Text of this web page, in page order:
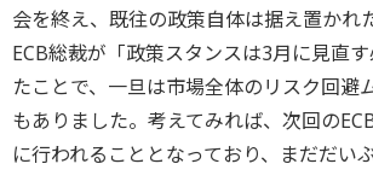
会を終え、既往の政策自体は据え置かれ
ECB総裁が「政策スタンスは3月に見直
たことで、一旦は市場全体のリスク回避
もありました。考えてみれば、次回の
に行われることとなっており、まだだい